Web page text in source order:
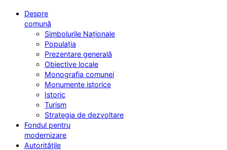
Despre
comună
Simbolurile Naționale
Populația
Prezentare generală
Obiective locale
Monografia comunei
Monumente istorice
Istoric
Turism
Strategia de dezvoltare
Fondul pentru
modernizare
Autoritățile